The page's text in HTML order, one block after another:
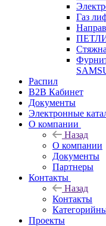
Газ
Распил
B2B Кабинет
Документы
Электронные
О компании
Назад
О компании
Документы
Партнеры
Контакты
Назад
Контакты
Проекты